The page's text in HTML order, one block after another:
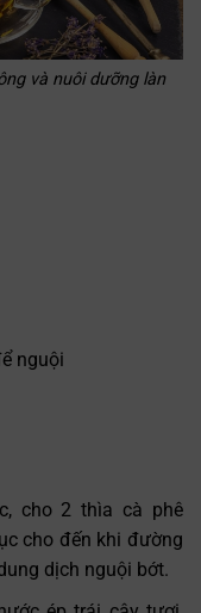
và nuôi dưỡng làn
nguội
cho 2 thìa cà phê
cho đến khi đường
dịch nguội bớt.